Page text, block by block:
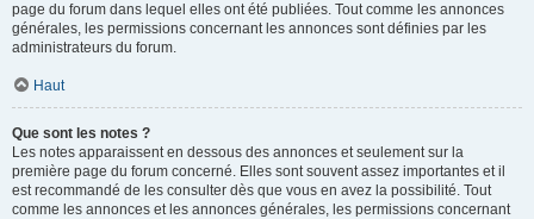
page du forum dans lequel elles ont été publiées. Tout comme les annonces
générales, les permissions concernant les annonces sont définies par les
administrateurs du forum.
Haut
Que sont les notes ?
Les notes apparaissent en dessous des annonces et seulement sur la
première page du forum concerné. Elles sont souvent assez importantes et il
est recommandé de les consulter dès que vous en avez la possibilité. Tout
comme les annonces et les annonces générales, les permissions concernant